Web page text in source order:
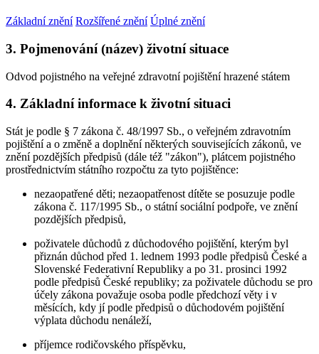
Základní znění Rozšířené znění Úplné znění
3. Pojmenování (název) životní situace
Odvod pojistného na veřejné zdravotní pojištění hrazené státem
4. Základní informace k životní situaci
Stát je podle § 7 zákona č. 48/1997 Sb., o veřejném zdravotním
pojištění a o změně a doplnění některých souvisejících zákonů, ve
znění pozdějších předpisů (dále též "zákon"), plátcem pojistného
prostřednictvím státního rozpočtu za tyto pojištěnce:
nezaopatřené děti; nezaopatřenost dítěte se posuzuje podle
zákona č. 117/1995 Sb., o státní sociální podpoře, ve znění
pozdějších předpisů,
poživatele důchodů z důchodového pojištění, kterým byl
přiznán důchod před 1. lednem 1993 podle předpisů České a
Slovenské Federativní Republiky a po 31. prosinci 1992
podle předpisů České republiky; za poživatele důchodu se pro
účely zákona považuje osoba podle předchozí věty i v
měsících, kdy jí podle předpisů o důchodovém pojištění
výplata důchodu nenáleží,
příjemce rodičovského příspěvku,